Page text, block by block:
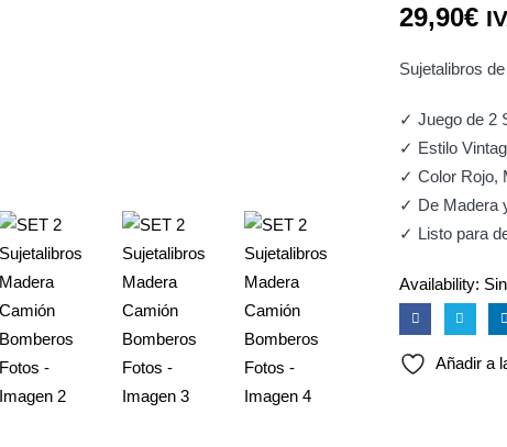
29,90€
Sujetalibros
✓ Juego de 2
✓ Estilo
✓ Color Rojo,
✓ De Madera
✓ Listo para
Availability:
Añadir a